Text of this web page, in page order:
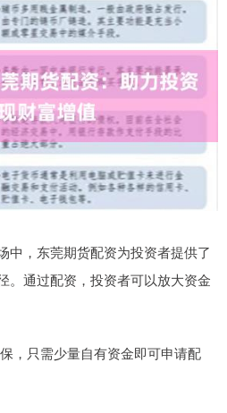
中，东莞期货配资为投资者提供了
。通过配资，投资者可以放大资金
，只需少量自有资金即可申请配